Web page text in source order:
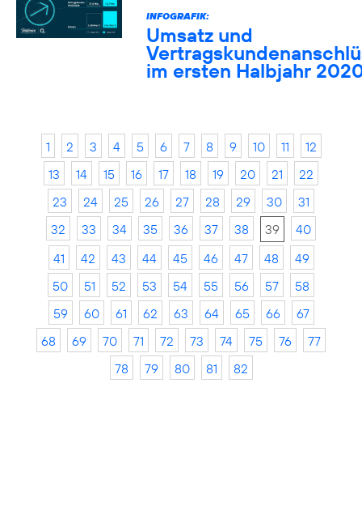
INFOGRAFIK:
Umsatz und
im ersten Halbjahr
1 2 3 4 5 6 7 8 9 10 11
12
13
14 15 16 17 18 19 20 21
22
23
24 25 26 27 28 29 30
31
32
33 34 35 36 37 38 39
40
41
42 43 44 45 46 47 48
49
50
51 52 53 54 55 56 57
58
59
60 61 62 63 64 65 66
67
68
69 70 71 72 73 74 75 76
77
78
79 80 81 82